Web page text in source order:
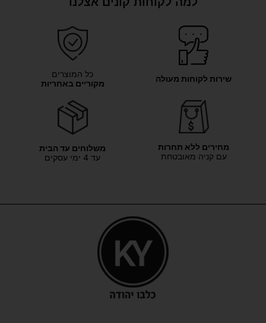
שירות לקוחות מעולה
כל המוצרים
מקוריים באחריות
מחירים ללא תחרות
עם קניה מאובטחת
משלוחים עד הבית
עד 4 ימי עסקים